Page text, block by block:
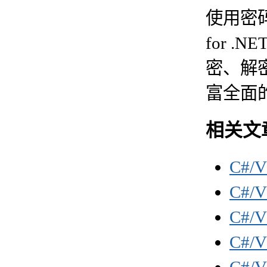
使用密
for
密、解
富全面
相关文
C#/
C#/
C#/
C#/